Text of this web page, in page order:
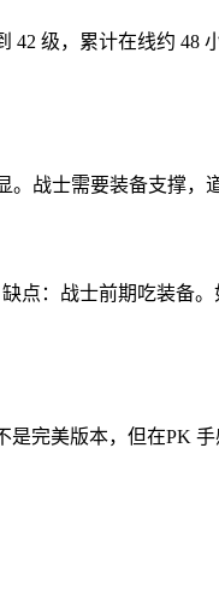
42 级，累计在线约 48
。战士需要装备支撑，
点：战士前期吃装备
完美版本，但在PK